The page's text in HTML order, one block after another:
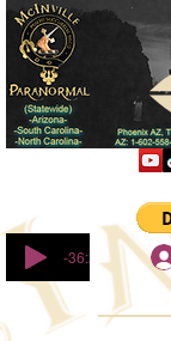
© Copyright
-36:27